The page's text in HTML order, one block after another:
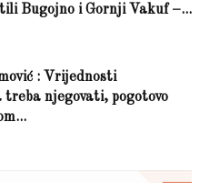
Bugojno i Gornji Vakuf –...
: Vrijednosti
treba njegovati, pogotovo